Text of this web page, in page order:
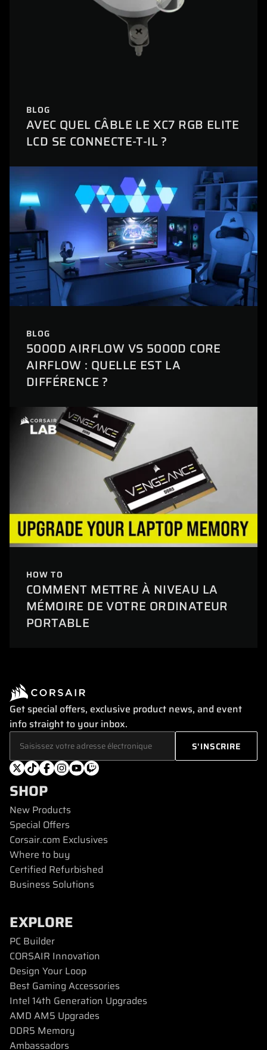
BLOG
AVEC QUEL CÂBLE LE XC7 RGB ELITE
LCD SE CONNECTE-T-IL ?
BLOG
5000D AIRFLOW VS 5000D CORE
AIRFLOW : QUELLE EST LA
DIFFÉRENCE ?
HOW TO
COMMENT METTRE À NIVEAU LA
MÉMOIRE DE VOTRE ORDINATEUR
PORTABLE
Get special offers, exclusive product news, and event
info straight to your inbox.
SHOP
New Products
Special Offers
Corsair.com Exclusives
Where to buy
Certified Refurbished
Business Solutions
EXPLORE
PC Builder
CORSAIR Innovation
Design Your Loop
Best Gaming Accessories
Intel 14th Generation Upgrades
AMD AM5 Upgrades
DDR5 Memory
Ambassadors